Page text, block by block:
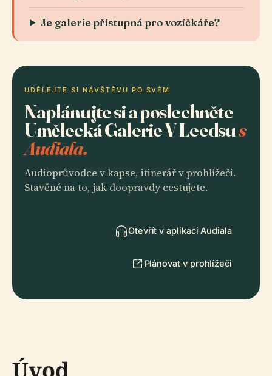
Je galerie přístupná pro vozíčkáře?
UDĚLEJTE SI NÁVŠTĚVU PO SVÉM
Naplánujte si a poslechněte
Umělecká Galerie V Leedsus
Audiala.
Audioprůvodce v kapse, itinerář v prohlížeči.
Stavěné na to, jak doopravdy cestujete.
Otevřít v aplikaci Audiala
Plánovat v prohlížeči